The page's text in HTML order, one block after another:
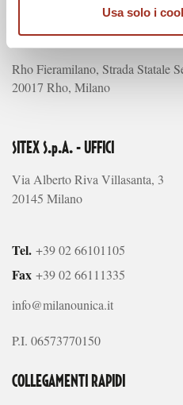
Usa solo i
MILANO UNICA - FIERA
Rho Fieramilano, Strada Statale
20017 Rho, Milano
SITEX S.p.A. - UFFICI
Via Alberto Riva Villasanta, 3
20145 Milano
Tel. +39 02 66101105
Fax +39 02 66111335
info@milanounica.it
P.I. 06573770150
COLLEGAMENTI RAPIDI